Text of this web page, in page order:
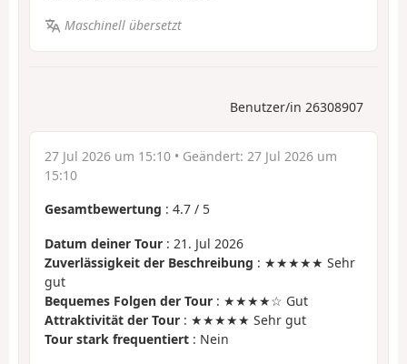
Maschinell übersetzt
Benutzer/in 26308907
27 Jul 2026 um 15:10 • Geändert: 27 Jul 2026 um
15:10
Gesamtbewertung : 4.7 / 5
Datum deiner Tour : 21. Jul 2026
Zuverlässigkeit der Beschreibung : ★★★★★ Sehr
gut
Bequemes Folgen der Tour : ★★★★☆ Gut
Attraktivität der Tour : ★★★★★ Sehr gut
Tour stark frequentiert : Nein